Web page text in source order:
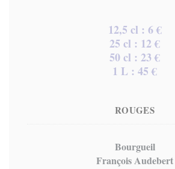
12,5 cl : 6 €
25 cl : 12 €
50 cl : 23 €
1 L : 45 €
ROUGES
Bourgueil
François Audebert